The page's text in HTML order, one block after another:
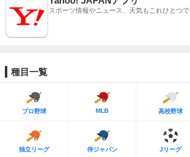
スポーツ情報やニュース、天気もこれひとつで
種目一覧
プロ野球 MLB 高校野球
独立リーグ 侍ジャパン Jリーグ